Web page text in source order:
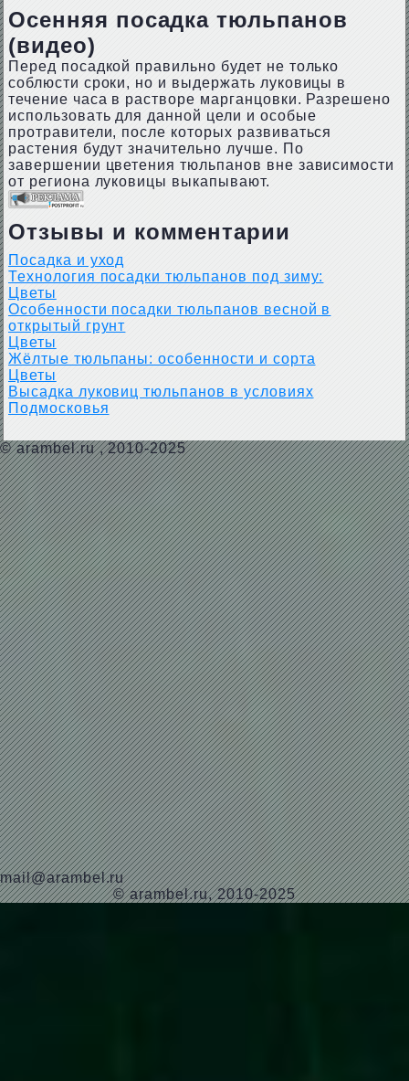
Осенняя посадка тюльпанов
(видео)
Перед посадкой правильно будет не только
соблюсти сроки, но и выдержать луковицы в
течение часа в растворе марганцовки. Разрешено
использовать для данной цели и особые
протравители, после которых развиваться
растения будут значительно лучше. По
завершении цветения тюльпанов вне зависимости
от региона луковицы выкапывают.
Отзывы и комментарии
Посадка и уход
Технология посадки тюльпанов под зиму:
Цветы
Особенности посадки тюльпанов весной в
открытый грунт
Цветы
Жёлтые тюльпаны: особенности и сорта
Цветы
Высадка луковиц тюльпанов в условиях
Подмосковья
© arambel.ru, 2010-2025
mail@arambel.ru
© arambel.ru, 2010-2025